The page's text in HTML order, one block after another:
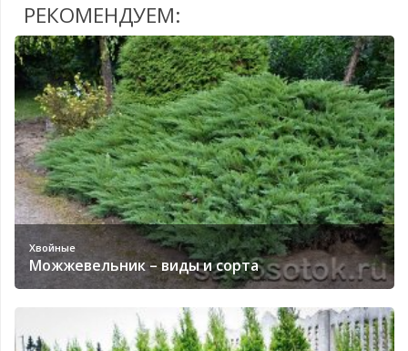
РЕКОМЕНДУЕМ:
Хвойные
Можжевельник – виды и сорта